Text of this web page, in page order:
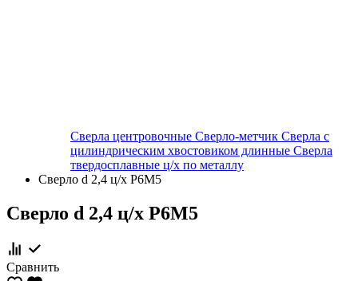
Сверла центровочные Сверло-метчик Сверла с
цилиндрическим хвостовиком длинные Сверла
твердосплавные ц/х по металлу
Сверло d 2,4 ц/х Р6М5
Сверло d 2,4 ц/х Р6М5
Сравнить